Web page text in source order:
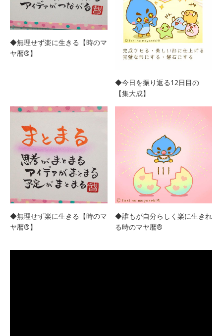
◆無理せず楽に生きる【時のマ
ヤ暦®︎】
◆今日を振り返る12日目の
【集大成】
◆無理せず楽に生きる【時のマ
ヤ暦®︎】
◆誰もが自分らしく楽に生きれ
る時のマヤ暦®︎